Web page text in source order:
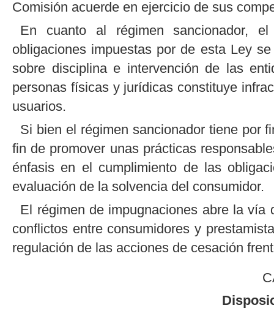
Comisión acuerde en ejercicio de sus
En cuanto al régimen sancionador,
obligaciones impuestas por de esta Ley
sobre disciplina e intervención de las
personas físicas y jurídicas constituye
usuarios.
Si bien el régimen sancionador tiene por
fin de promover unas prácticas
énfasis en el cumplimiento de las
evaluación de la solvencia del consumidor.
El régimen de impugnaciones abre la
conflictos entre consumidores y
regulación de las acciones de cesación